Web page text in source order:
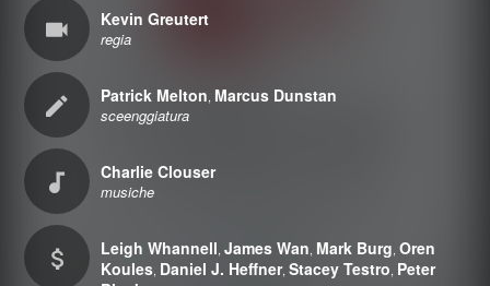
Kevin Greutert
regia
Patrick Melton, Marcus Dunstan
sceenggiatura
Charlie Clouser
musiche
Leigh Whannell ,James Wan Mark Burg ,Oren
Koules Daniel J. Heffner,Stacey Testro Peter